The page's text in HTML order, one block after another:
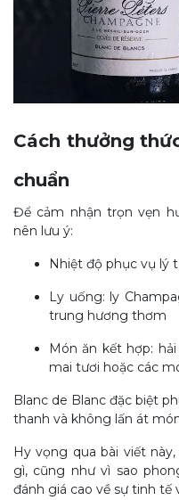
Cách thưởng
chuẩn
Để cảm nhận trọn vẹn
nên lưu ý:
Nhiệt độ phục vụ lý
Ly uống: ly
trung hương thơm
Món ăn kết hợp: hải
mai tươi hoặc các
Blanc de Blanc đặc biệt
thanh và không lấn át
Hy vọng qua bài viết
gì, cũng như vì sao
đánh giá cao về sự tinh